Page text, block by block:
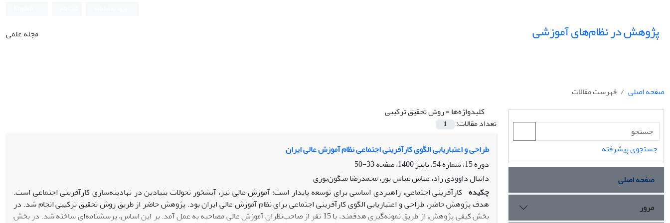
پژوهش در نظام‌های آموزشی مجله علمی
صفحه اصلی
فهرست مقالات
کلیدواژه‌ها =روش تحقیق ترکیبی
تعداد مقالات:
1
طراحی و اعتباریابی الگوی کارآفرینی اجتماعی نظام آموزش عالی ایران
دوره 15، شماره 54، پاییز 1400، صفحه
33-50
دانیال داوودی راد، عباس عباس پور، محمدرضا میگون‌پوری
چکیده کارآفرینی اجتماعی، راهبردی اساسی برای توسعه پایدار است؛ آموزش عالی نیز، آبشخور تحولات بنیادین در نهادینه‌سازی کارآفرینی اجتماعی است.
هدف پژوهش حاضر، طراحی و اعتباریابی الگوی کارآفرینی اجتماعی برای نظام آموزش عالی ایران بود. پژوهش حاضر از طریق روش تحقیق ترکیبی انجام شد. در
بخش کیفی پژوهش، از طریق نمونه‌گیری هدفمند، با 15 نفر از صاحب‌نظران آموزش عالی مصاحبه به عمل آمد. بر این اساس، پرسشنامه‌ای ساخته شد. در بخش
جستجوی پیشرفته
صفحه اصلی
مرور